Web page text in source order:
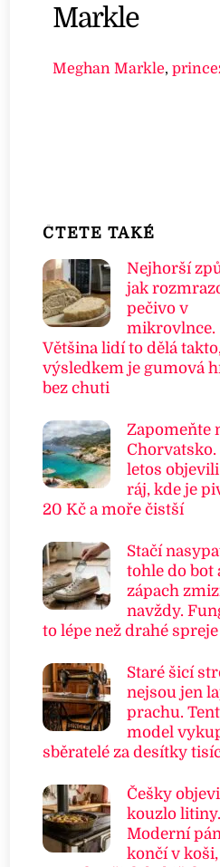
Markle
Meghan Markle,
ČTETE TAKÉ
Nejhorší
jak
pečivo v
mikrovlnce.
Většina lidí to dělá
výsledkem je gumová
bez chuti
Zapomeňte
Chorvatsko.
letos
ráj, kde je
20 Kč a moře čistší
Stačí
tohle do bot
zápach
navždy.
to lépe než drahé spreje
Staré šicí
nejsou jen
prachu.
model
sběratelé za desítky
Češky
kouzlo litiny.
Moderní
končí v